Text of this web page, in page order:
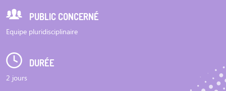
PUBLIC CONCERNÉ
Equipe pluridisciplinaire
DURÉE
2 jours